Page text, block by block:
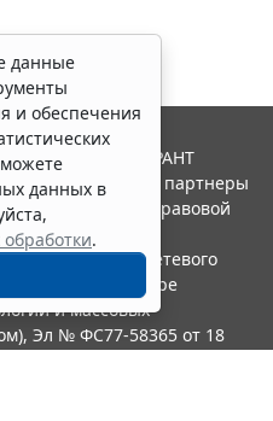
данные
и обеспечения
данных в
.
Система ГАРАНТ
"Гарант" и ее партнеры
ассоциации правовой
в качестве сетевого
по надзору в сфере
и массовых
Эл № ФС77-58365 от 18